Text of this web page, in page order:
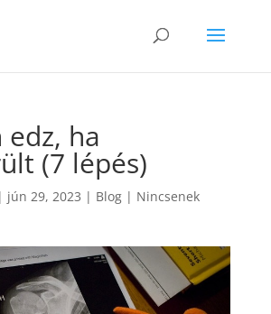
edz, ha
(7 lépés)
| jún 29, 2023 | Blog| Nincsenek